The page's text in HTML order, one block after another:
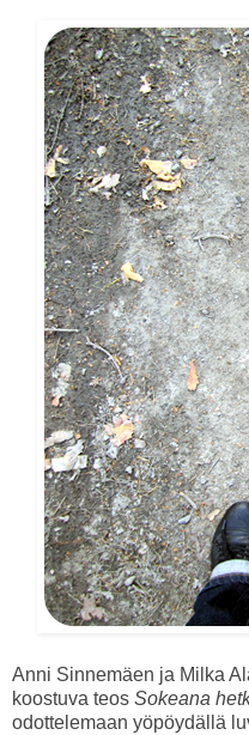
Anni Sinnemäen ja Milka
koostuva teos Sokeana
odottelemaan yöpöydällä